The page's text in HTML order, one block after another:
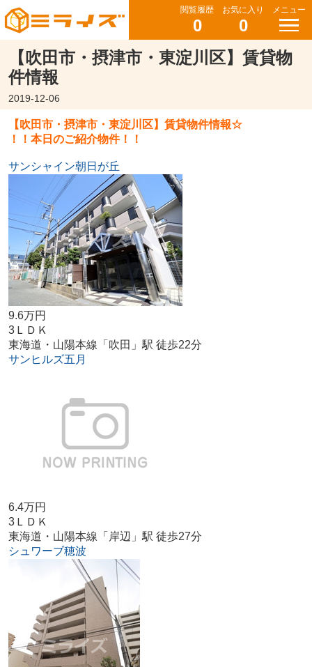
閲覧履歴
0
お気に入り
0
メニュー
【吹田市・摂津市・東淀川区】賃貸物
件情報
2019-12-06
【吹田市・摂津市・東淀川区】賃貸物件情報☆
！！本日のご紹介物件！！
サンシャイン朝日が丘
9.6万円
3ＬＤＫ
東海道・山陽本線「吹田」駅 徒歩22分
サンヒルズ五月
6.4万円
3ＬＤＫ
東海道・山陽本線「岸辺」駅 徒歩27分
シュワーブ穂波